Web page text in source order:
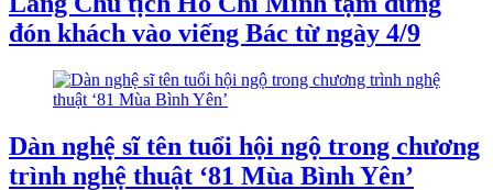
đón khách vào viếng Bác từ ngày 4/9
Dàn nghệ sĩ tên tuổi hội ngộ trong chương
trình nghệ thuật ‘81 Mùa Bình Yên’